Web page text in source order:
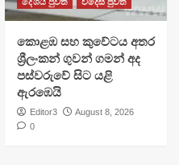
දේශීය පුවත් විදෙස් පුවත්
​කොළඹ සහ කුවේටය අතර
ශ්‍රීලංකන් ගුවන් ගමන් අද
පස්වරුවේ සිට යළි
ඇරඹෙයි
Editor3
August 8, 2026
0